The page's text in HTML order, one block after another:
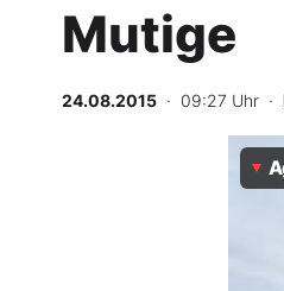
Abo & Shop
BO-
Experten
Mutige
24.08.2015 · 09:27 Uhr ·